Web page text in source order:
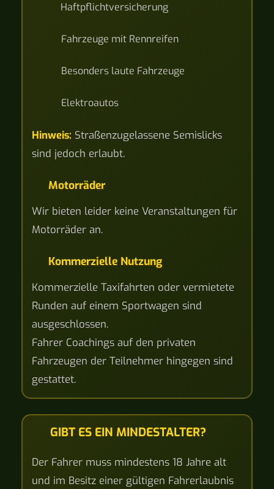
Haftpflichtversicherung
Fahrzeuge mit Rennreifen
Besonders laute Fahrzeuge
Elektroautos
Hinweis: Straßenzugelassene Semislicks
sind jedoch erlaubt.
Motorräder
Wir bieten leider keine Veranstaltungen für
Motorräder an.
Kommerzielle Nutzung
Kommerzielle Taxifahrten oder vermietete
Runden auf einem Sportwagen sind
ausgeschlossen.
Fahrer Coachings auf den privaten
Fahrzeugen der Teilnehmer hingegen sind
gestattet.
GIBT ES EIN MINDESTALTER?
Der Fahrer muss mindestens 18 Jahre alt
und im Besitz einer gültigen Fahrerlaubnis